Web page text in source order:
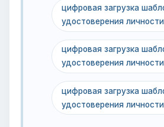
цифровая загрузка
удостоверения
цифровая загрузка
удостоверения
цифровая загрузка
удостоверения